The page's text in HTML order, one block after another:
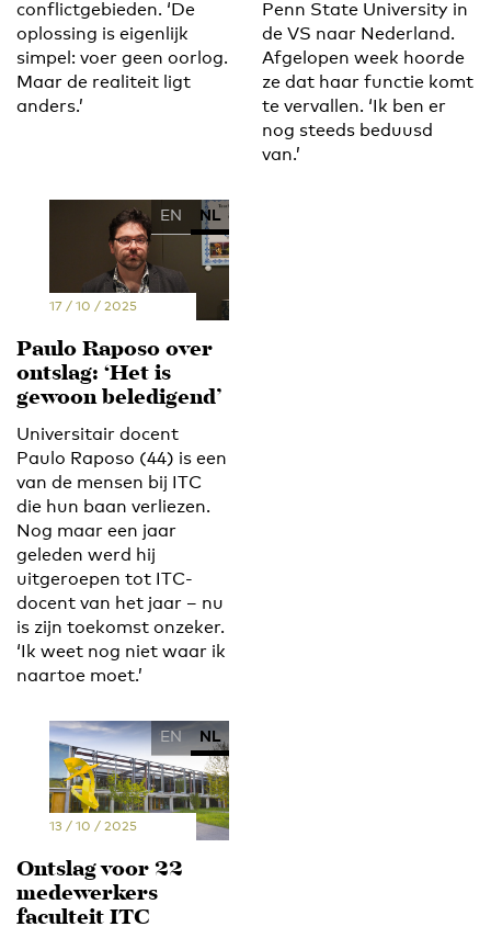
conflictgebieden. ‘De
oplossing is eigenlijk
simpel: voer geen oorlog.
Maar de realiteit ligt
anders.’
Penn State University in
de VS naar Nederland.
Afgelopen week hoorde
ze dat haar functie komt
te vervallen. ‘Ik ben er
nog steeds beduusd
van.’
EN NL
17 / 10 / 2025
Paulo Raposo over
ontslag: ‘Het is
gewoon beledigend’
Universitair docent
Paulo Raposo (44) is een
van de mensen bij ITC
die hun baan verliezen.
Nog maar een jaar
geleden werd hij
uitgeroepen tot ITC-
docent van het jaar – nu
is zijn toekomst onzeker.
‘Ik weet nog niet waar ik
naartoe moet.’
EN NL
13 / 10 / 2025
Ontslag voor 22
medewerkers
faculteit ITC